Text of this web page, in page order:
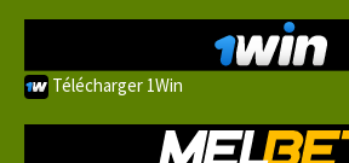
Télécharger 1Win